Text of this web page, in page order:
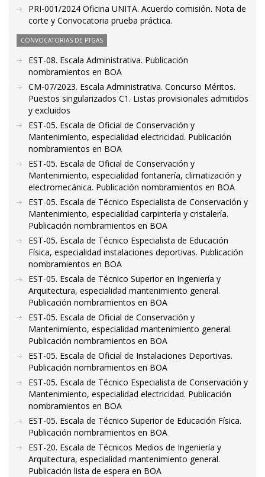
PRI-001/2024 Oficina UNITA. Acuerdo comisión. Nota de
corte y Convocatoria prueba práctica.
CONVOCATORIAS DE PTGAS
EST-08. Escala Administrativa. Publicación
nombramientos en BOA
CM-07/2023. Escala Administrativa. Concurso Méritos.
Puestos singularizados C1. Listas provisionales admitidos
y excluidos
EST-05. Escala de Oficial de Conservación y
Mantenimiento, especialidad electricidad. Publicación
nombramientos en BOA
EST-05. Escala de Oficial de Conservación y
Mantenimiento, especialidad fontanería, climatización y
electromecánica. Publicación nombramientos en BOA
EST-05. Escala de Técnico Especialista de Conservación y
Mantenimiento, especialidad carpintería y cristalería.
Publicación nombramientos en BOA
EST-05. Escala de Técnico Especialista de Educación
Física, especialidad instalaciones deportivas. Publicación
nombramientos en BOA
EST-05. Escala de Técnico Superior en Ingeniería y
Arquitectura, especialidad mantenimiento general.
Publicación nombramientos en BOA
EST-05. Escala de Oficial de Conservación y
Mantenimiento, especialidad mantenimiento general.
Publicación nombramientos en BOA
EST-05. Escala de Oficial de Instalaciones Deportivas.
Publicación nombramientos en BOA
EST-05. Escala de Técnico Especialista de Conservación y
Mantenimiento, especialidad electricidad. Publicación
nombramientos en BOA
EST-05. Escala de Técnico Superior de Educación Física.
Publicación nombramientos en BOA
EST-20. Escala de Técnicos Medios de Ingeniería y
Arquitectura, especialidad mantenimiento general.
Publicación lista de espera en BOA